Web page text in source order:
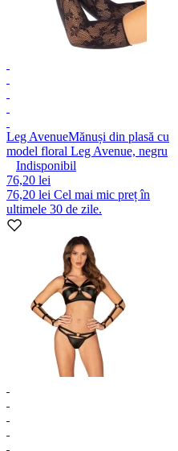
Leg AvenueMănuși din plasă cu
model floral Leg Avenue, negru
Indisponibil
76,20 lei
76,20 lei Cel mai mic preț în
ultimele 30 de zile.